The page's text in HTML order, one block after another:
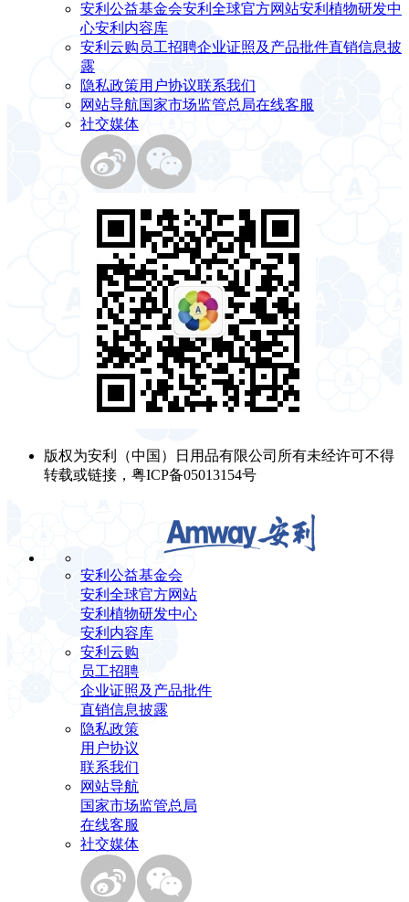
安利公益基金会安利全球官方网站安利植物研发中
心安利内容库
安利云购 员工招聘企业证照及产品批件直销信息披
露
隐私政策用户协议联系我们
网站导航国家市场监管总局在线客服
社交媒体
版权为安利（中国）日用品有限公司所有未经许可不得
转载或链接，粤ICP备05013154号
安利公益基金会
安利全球官方网站
安利植物研发中心
安利内容库
安利云购
员工招聘
企业证照及产品批件
直销信息披露
隐私政策
用户协议
联系我们
网站导航
国家市场监管总局
在线客服
社交媒体